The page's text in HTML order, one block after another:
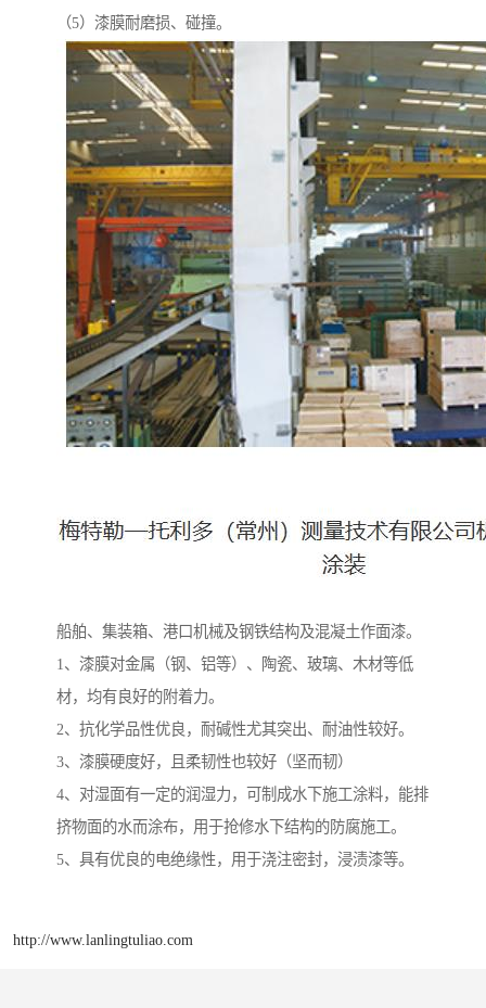
（5）漆膜耐磨损、碰撞。
船舶、集装箱、港口机械及钢铁结构及混凝土作面漆。
1、漆膜对金属（钢、铝等）、陶瓷、玻璃、木材等低
材，均有良好的附着力。
2、抗化学品性优良，耐碱性尤其突出、耐油性较好。
3、漆膜硬度好，且柔韧性也较好（坚而韧）
4、对湿面有一定的润湿力，可制成水下施工涂料，能排
挤物面的水而涂布，用于抢修水下结构的防腐施工。
5、具有优良的电绝缘性，用于浇注密封，浸渍漆等。
http://www.lanlingtuliao.com